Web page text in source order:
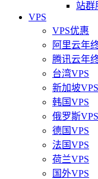
站群
VPS
VPS优惠
阿里云年
腾讯云年
台湾VPS
新加坡VPS
韩国VPS
俄罗斯VPS
德国VPS
法国VPS
荷兰VPS
国外VPS